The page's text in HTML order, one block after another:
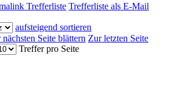
Trefferliste Trefferliste als E-Mail
aufsteigend sortieren
nächsten Seite blättern Zur letzten Seite
Treffer pro Seite